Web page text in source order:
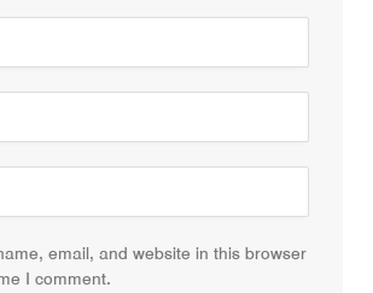
email, and website in this browser
I comment.